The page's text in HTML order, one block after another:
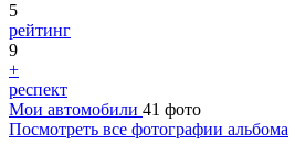
5
рейтинг
9
+
респект
Мои автомобили 41 фото
Посмотреть все фотографии альбома